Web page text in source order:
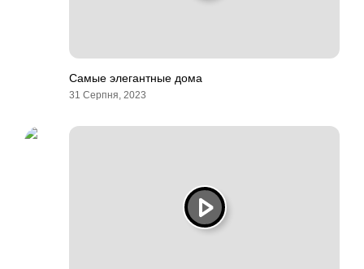
Самые элегантные дома
31 Серпня, 2023